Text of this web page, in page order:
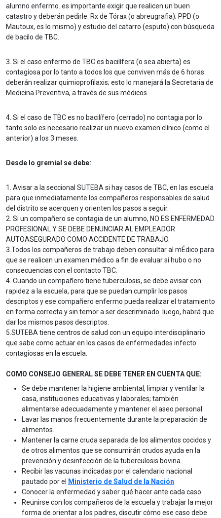
alumno enfermo. es importante exigir que realicen un buen
catastro y deberán pedirle: Rx de Tórax (o abreugrafia); PPD (o
Mautoux, es lo mismo) y estudio del catarro (esputo) con búsqueda
de bacilo de TBC.
3. Si el caso enfermo de TBC es bacilífera (o sea abierta) es
contagiosa por lo tanto a todos los que conviven más de 6 horas
deberán realizar quimioprofilaxis; esto lo manejará la Secretaria de
Medicina Preventiva, a través de sus médicos.
4. Si el caso de TBC es no bacilífero (cerrado) no contagia por lo
tanto solo es necesario realizar un nuevo examen clínico (como el
anterior) a los 3 meses.
Desde lo gremial se debe:
1. Avisar a la seccional SUTEBA si hay casos de TBC, en las escuela
para que inmediatamente los compañeros responsables de salud
del distrito se acerquen y orienten los pasos a seguir.
2. Si un compañero se contagia de un alumno, NO ES ENFERMEDAD
PROFESIONAL Y SE DEBE DENUNCIAR AL EMPLEADOR
AUTOASEGURADO COMO ACCIDENTE DE TRABAJO.
3.Todos los compañeros de trabajo deben consultar al mÉdico para
que se realicen un examen médico a fin de evaluar si hubo o no
consecuencias con el contacto TBC.
4. Cuando un compañero tiene tuberculosis, se debe avisar con
rapidez a la escuela, para que se puedan cumplir los pasos
descriptos y ese compañero enfermo pueda realizar el tratamiento
en forma correcta y sin temor a ser descriminado. luego, habrá que
dar los mismos pasos descriptos.
5.SUTEBA tiene centros de salud con un equipo interdisciplinario
que sabe como actuar en los casos de enfermedades infecto
contagiosas en la escuela.
COMO CONSEJO GENERAL SE DEBE TENER EN CUENTA QUE:
Se debe mantener la higiene ambiental, limpiar y ventilar la
casa, instituciones educativas y laborales; también
alimentarse adecuadamente y mantener el aseo personal.
Lavar las manos frecuentemente durante la preparación de
alimentos.
Mantener la carne cruda separada de los alimentos cocidos y
de otros alimentos que se consumirán crudos ayuda en la
prevención y desinfección de la tuberculosis bovina.
Recibir las vacunas indicadas por el calendario nacional
pautado por el
Ministerio de Salud de la Nación
Conocer la enfermedad y saber qué hacer ante cada caso
Reunirse con los compañeros de la escuela y trabajar la mejor
forma de orientar a los padres, discutir cómo ese caso debe